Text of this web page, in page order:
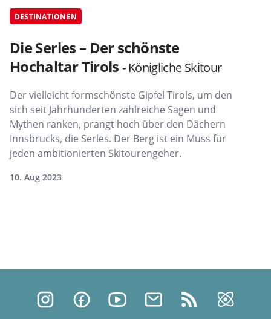
DESTINATIONEN
Die Serles – Der schönste
Hochaltar Tirols- Königliche Skitour
Der vielleicht formschönste Gipfel Tirols, um den
sich seit Jahrhunderten zahlreiche Sagen und
Mythen ranken, prangt hoch über den Dächern
Innsbrucks, die Serles. Der Berg ist ein Muss für
jeden ambitionierten Skitourengeher.
10. Aug 2023